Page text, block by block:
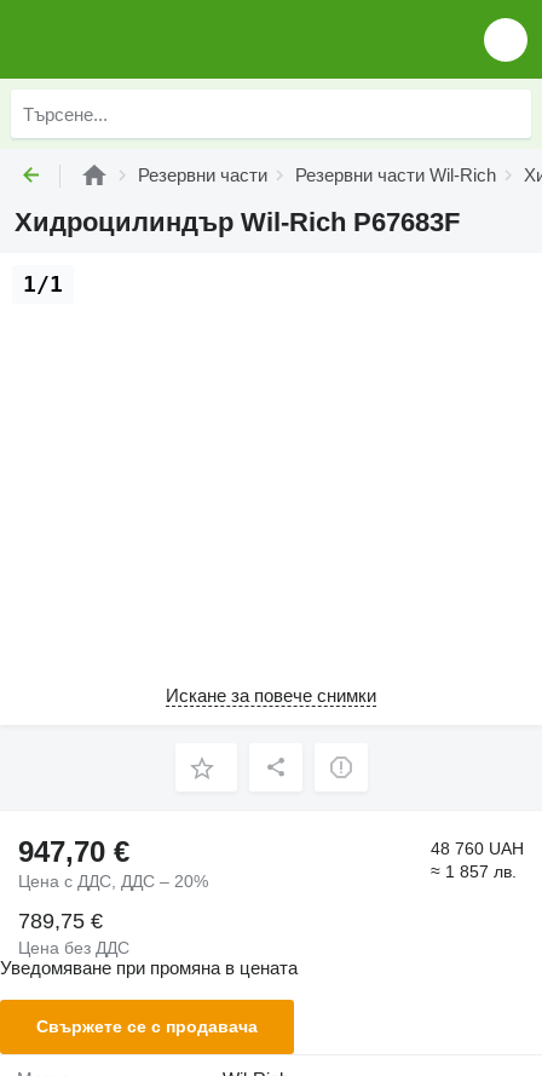
Резервни части Резервни части Wil-Rich
Хидроцилиндър Wil-Rich P67683F
1/1
Искане за повече снимки
947,70 €
Цена с ДДС, ДДС – 20%
48 760 UAH
≈ 1 857 лв.
789,75 €
Цена без ДДС
Уведомяване при промяна в цената
Свържете се с продавача